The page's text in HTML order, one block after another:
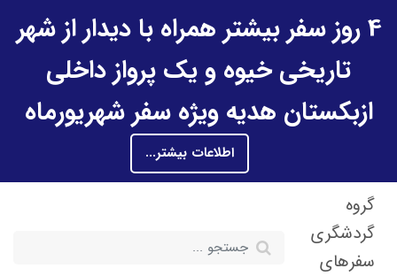
4 روز سفر بیشتر همراه با دیدار از شهر
تاریخی خیوه و یک پرواز داخلی
ازبکستان هدیه ویژه سفر شهریورماه
اطلاعات بیشتر...
گروه
گردشگری
سفرهای